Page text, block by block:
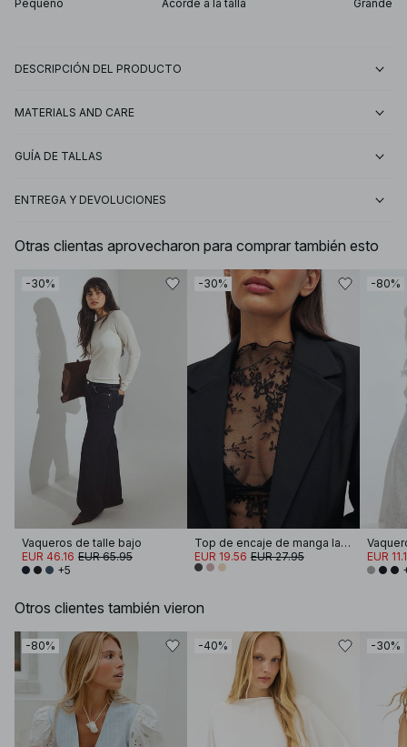
Pequeño Acorde a la talla Grande
DESCRIPCIÓN DEL PRODUCTO
MATERIALS AND CARE
GUÍA DE TALLAS
ENTREGA Y DEVOLUCIONES
Otras clientas aprovecharon para comprar también esto
-30%
Vaqueros de talle bajo
EUR 46.16 EUR 65.95
+5
-30%
Top de encaje de manga larga
EUR 19.56 EUR 27.95
-80%
EUR
Otros clientes también vieron
-80% -40% -30%